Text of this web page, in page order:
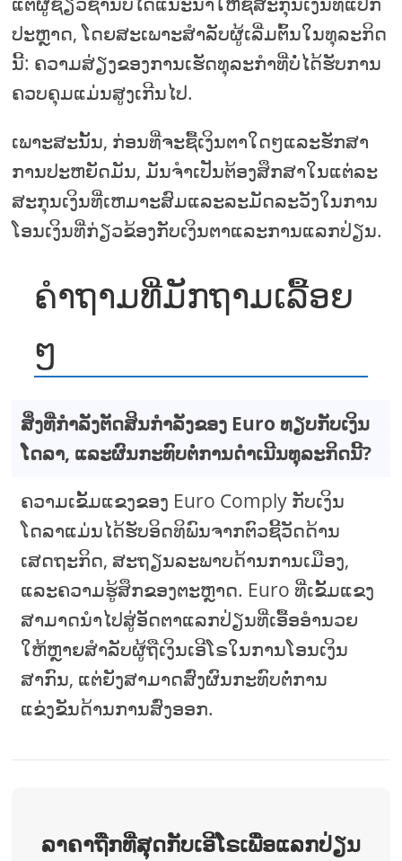
ປະຫຼາດ, ໂດຍສະເພາະສໍາລັບຜູ້ເລີ່ມຕົ້ນໃນທຸລະກິດ
ນີ້: ຄວາມສ່ຽງຂອງການເຮັດທຸລະກໍາທີ່ບໍ່ໄດ້ຮັບການ
ຄວບຄຸມແມ່ນສູງເກີນໄປ.
ເພາະສະນັ້ນ, ກ່ອນທີ່ຈະຊື້ເງິນຕາໃດໆແລະຮັກສາ
ການປະຫຍັດມັນ, ມັນຈໍາເປັນຕ້ອງສຶກສາໃນແຕ່ລະ
ສະກຸນເງິນທີ່ເຫມາະສົມແລະລະມັດລະວັງໃນການ
ໂອນເງິນທີ່ກ່ຽວຂ້ອງກັບເງິນຕາແລະການແລກປ່ຽນ.
ຄໍາຖາມທີ່ມັກຖາມເລື້ອຍ
ໆ
ສິ່ງທີ່ກໍາລັງຕັດສິນກໍາລັງຂອງ Euro ທຽບກັບເງິນ
ໂດລາ, ແລະຜົນກະທົບຕໍ່ການດໍາເນີນທຸລະກິດນີ້?
ຄວາມເຂັ້ມແຂງຂອງ Euro Comply ກັບເງິນ
ໂດລາແມ່ນໄດ້ຮັບອິດທິພົນຈາກຕົວຊີ້ວັດດ້ານ
ເສດຖະກິດ, ສະຖຽນລະພາບດ້ານການເມືອງ,
ແລະຄວາມຮູ້ສຶກຂອງຕະຫຼາດ. Euro ທີ່ເຂັ້ມແຂງ
ສາມາດນໍາໄປສູ່ອັດຕາແລກປ່ຽນທີ່ເອື້ອອໍານວຍ
ໃຫ້ຫຼາຍສໍາລັບຜູ້ຖືເງິນເອີໂຣໃນການໂອນເງິນ
ສາກົນ, ແຕ່ຍັງສາມາດສົ່ງຜົນກະທົບຕໍ່ການ
ແຂ່ງຂັນດ້ານການສົ່ງອອກ.
ລາຄາຖືກທີ່ສຸດກັບເອີໂຣເພື່ອແລກປ່ຽນ